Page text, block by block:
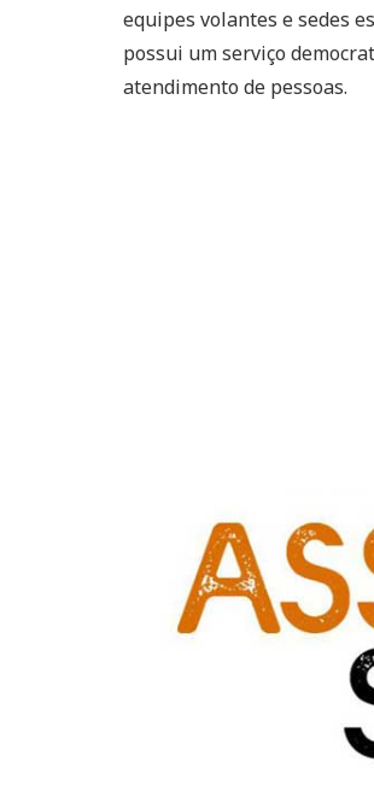
equipes volantes e sedes
possui um serviço
atendimento de pessoas.